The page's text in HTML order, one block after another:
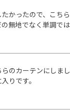
かったので、こち
無地でなく単調では
のカーテンにしま
りです。